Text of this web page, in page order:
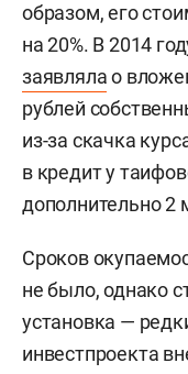
образом, его
на 20%. В 2014
заявлялао
рублей
из-за скачка
в кредит у
дополнительно 2
Сроков
не было, однако
установка —
инвестпроекта